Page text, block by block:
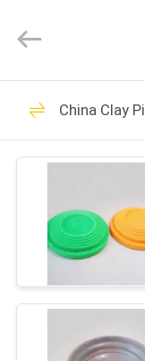
HAUS
PRODUKTE
ÜBER
UNS
FABRIK-
AUSFLUG
Commerce
Rights
NBR-
China Clay